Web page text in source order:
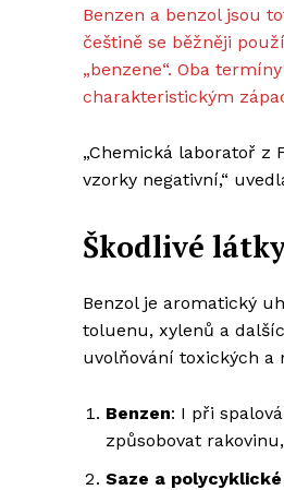
Benzen a benzol jsou
češtině se běžněji
„benzene“. Oba
charakteristickým
„Chemická laboratoř z
vzorky negativní,“
Škodlivé
Benzol je aromatický
toluenu, xylenů a
uvolňování toxických a
Benzen: I při
způsobovat
Saze a